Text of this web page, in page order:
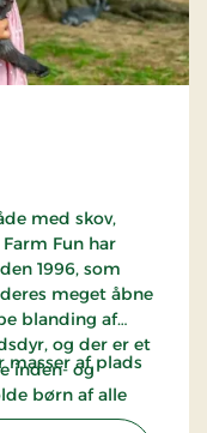
med skov,
Fun har
1996, som
meget åbne
blanding af
og der er et
inden- og
børn af alle
kombination af
masser af plads